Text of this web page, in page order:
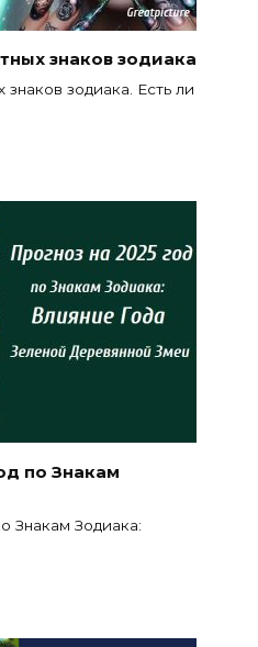
знаков зодиака
зодиака. Есть ли
по Знакам
Знакам Зодиака: